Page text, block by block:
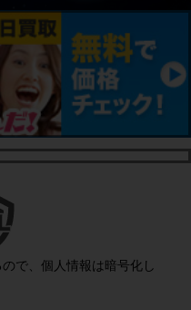
で、個人情報は暗号化し